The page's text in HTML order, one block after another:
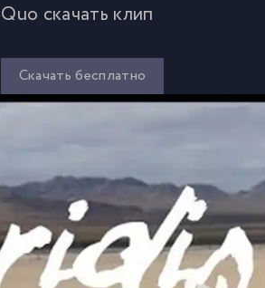
скачать клип
Скачать бесплатно